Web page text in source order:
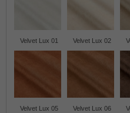
Velvet Lux 01 Velvet Lux 02
Velvet Lux 05 Velvet Lux 06